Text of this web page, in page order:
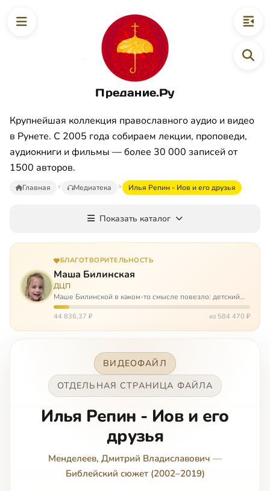
Предание.Ру
Крупнейшая коллекция православного аудио и видео
в Рунете. С 2005 года собираем лекции, проповеди,
аудиокниги и фильмы — более 30 000 записей от
1500 авторов.
Главная Медиатека Илья Репин - Иов и его друзья
Показать каталог
БЛАГОТВОРИТЕЛЬНОСТЬ
Маша Билинская
ДЦП
Маше Билинской в каком-то смысле повезло: детский
церебральный паралич зацепил её не очень сильно. Но
всё-таки есть диагноз и есть немалые проблемы – Маша
44 836,37 ₽ из 584 470 ₽
ВИДЕОФАЙЛ
ОТДЕЛЬНАЯ СТРАНИЦА ФАЙЛА
Илья Репин - Иов и его
друзья
Менделеев, Дмитрий Владиславович —
Библейский сюжет (2002–2019)